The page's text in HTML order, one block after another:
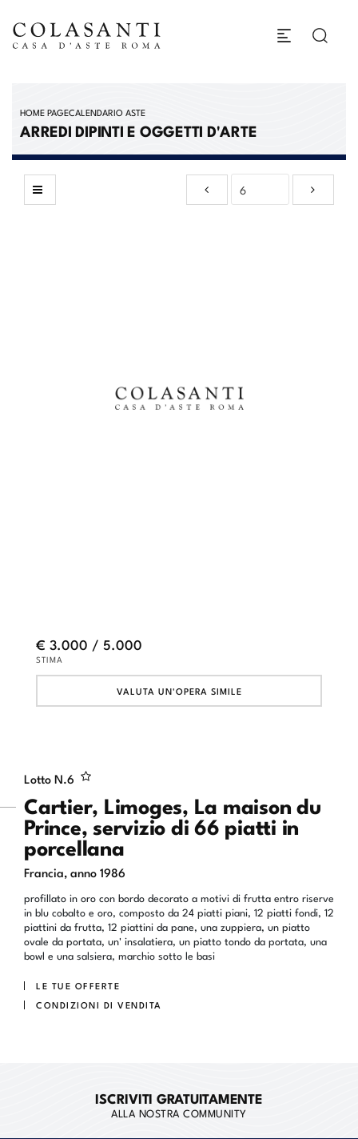
HOME PAGECALENDARIO ASTE
ARREDI DIPINTI E OGGETTI D'ARTE
Lotto N.6
Cartier, Limoges, La maison du
Prince, servizio di 66 piatti in
porcellana
Francia, anno 1986
profillato in oro con bordo decorato a motivi di frutta entro riserve
in blu cobalto e oro, composto da 24 piatti piani, 12 piatti fondi, 12
piattini da frutta, 12 piattini da pane, una zuppiera, un piatto
ovale da portata, un' insalatiera, un piatto tondo da portata, una
bowl e una salsiera, marchio sotto le basi
LE TUE OFFERTE
CONDIZIONI DI VENDITA
€ 3.000 / 5.000
STIMA
VALUTA UN'OPERA SIMILE
ISCRIVITI GRATUITAMENTE
ALLA NOSTRA COMMUNITY